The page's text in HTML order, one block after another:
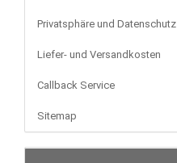
Privatsphäre und Datenschutz
Liefer- und Versandkosten
Callback Service
Sitemap